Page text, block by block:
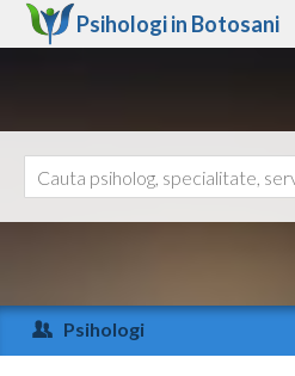
Psihologi in Botosani
Arad
Arges
Ajutor
Psihologi